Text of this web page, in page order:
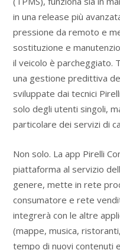
in una release più
pressione da remoto e
sostituzione e
il veicolo è parcheggiato.
una gestione predittiva
sviluppate dai tecnici
solo degli utenti singoli,
particolare dei servizi di
Non solo. La app Pirelli
piattaforma al servizio
genere, mette in rete
consumatore e rete
integrerà con le altre
(mappe, musica,
tempo di nuovi contenuti